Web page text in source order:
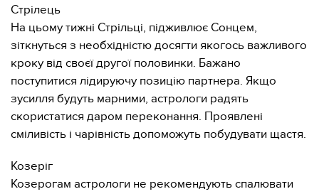
Стрілець
На цьому тижні Стрільці, підживлює Сонцем,
зіткнуться з необхідністю досягти якогось важливого
кроку від своєї другої половинки. Бажано
поступитися лідируючу позицію партнера. Якщо
зусилля будуть марними, астрологи радять
скористатися даром переконання. Проявлені
сміливість і чарівність допоможуть побудувати щастя.
Козеріг
Козерогам астрологи не рекомендують спалювати